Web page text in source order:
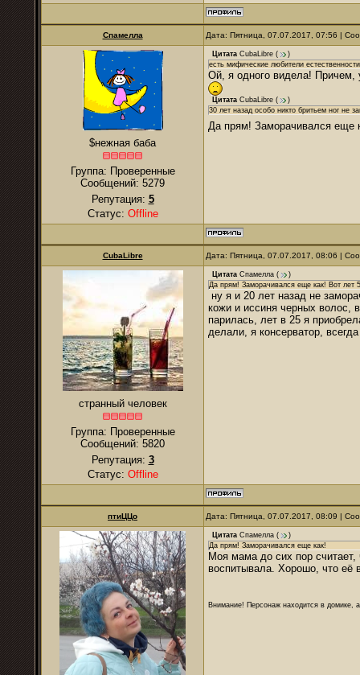
Спамелла Дата: Пятница, 07.07.2017, 07:56 |
$нежная баба
Группа: Проверенные
Сообщений: 5279
Репутация: 5
Статус: Offline
Цитата CubaLibre (
)
есть мифические любители
Ой, я одного видела! Причем,
Цитата CubaLibre (
)
30 лет назад особо никто бритьем ног не
Да прям! Заморачивался еще
CubaLibre Дата: Пятница, 07.07.2017, 08:06 |
странный человек
Группа: Проверенные
Сообщений: 5820
Репутация: 3
Статус: Offline
Цитата Спамелла (
)
Да прям! Заморачивался еще как! Вот лет
ну я и 20 лет назад не
кожи и иссиня черных волос,
парилась, лет в 25 я
делали, я консерватор,
птиЦЦо Дата: Пятница, 07.07.2017, 08:09 |
Цитата Спамелла (
)
Да прям! Заморачивался еще как!
Моя мама до сих пор считает,
воспитывала. Хорошо, что её
Внимание! Персонаж находится в домике,